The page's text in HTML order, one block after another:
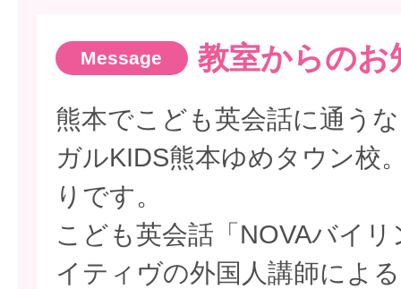
教室からのお
熊本でこども英会話に通う
ガルKIDS熊本ゆめタウン校
りです。
こども英会話「NOVAバイ
イティヴの外国人講師によ